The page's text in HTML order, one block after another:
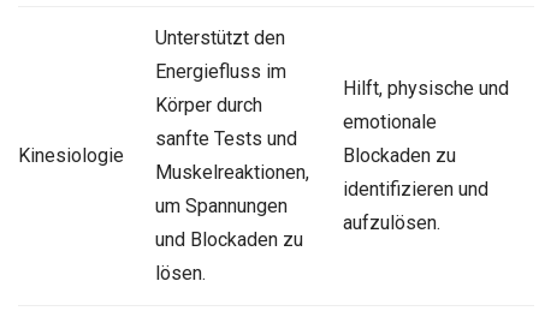
Kinesiologie
Unterstützt den
Energiefluss im
Körper durch
sanfte Tests und
Muskelreaktionen,
um Spannungen
und Blockaden zu
lösen.
Hilft, physische und
emotionale
Blockaden zu
identifizieren und
aufzulösen.